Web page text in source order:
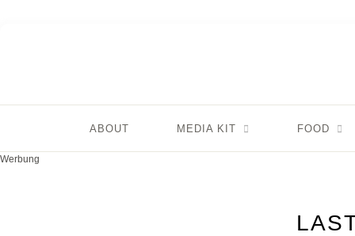
ABOUT MEDIA KIT FOOD
Werbung